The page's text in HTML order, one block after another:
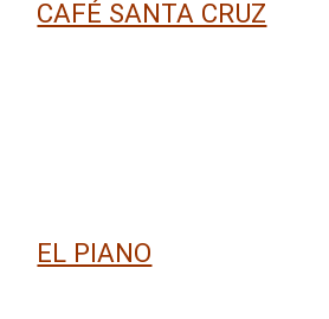
CAFÉ SANTA CRUZ
EL PIANO